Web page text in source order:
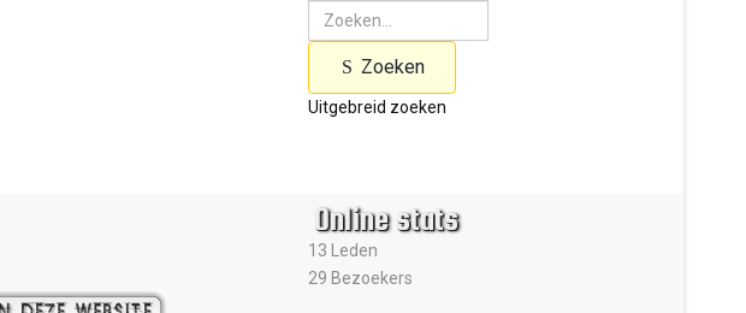
Zoeken
Uitgebreid zoeken
Online stats
13 Leden
29 Bezoekers